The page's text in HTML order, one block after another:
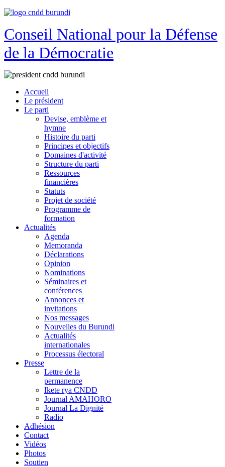
Conseil National pour la Défense
de la Démocratie
Accueil
Le président
Le parti
Devise, emblème et
hymne
Histoire du parti
Principes et objectifs
Domaines d'activité
Structure du parti
Ressources
financières
Statuts
Projet de société
Programme de
formation
Actualités
Agenda
Memoranda
Déclarations
Opinion
Nominations
Séminaires et
conférences
Annonces et
invitations
Nos messages
Nouvelles du Burundi
Actualités
internationales
Processus électoral
Presse
Lettre de la
permanence
Ikete rya CNDD
Journal AMAHORO
Journal La Dignité
Radio
Adhésion
Contact
Vidéos
Photos
Soutien